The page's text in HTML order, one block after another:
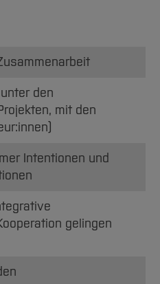
den
mit den
Intentionen und
gelingen